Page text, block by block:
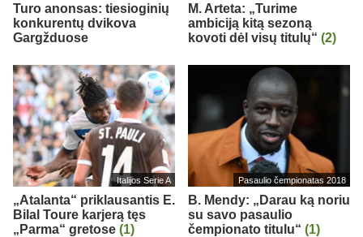
Turo anonsas: tiesioginių
konkurentų dvikova
Gargžduose
M. Arteta: „Turime
ambiciją kitą sezoną
kovoti dėl visų titulų“ (2)
Italijos Serie A
„Atalanta“ priklausantis E.
Bilal Toure karjerą tęs
„Parma“ gretose (1)
Pasaulio čempionatas 2018
B. Mendy: „Darau ką noriu
su savo pasaulio
čempionato titulu“ (1)